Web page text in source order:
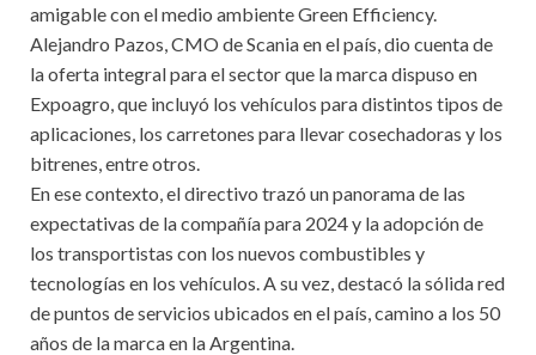
amigable con el medio ambiente Green Efficiency.
Alejandro Pazos, CMO de Scania en el país, dio cuenta de
la oferta integral para el sector que la marca dispuso en
Expoagro, que incluyó los vehículos para distintos tipos de
aplicaciones, los carretones para llevar cosechadoras y los
bitrenes, entre otros.
En ese contexto, el directivo trazó un panorama de las
expectativas de la compañía para 2024 y la adopción de
los transportistas con los nuevos combustibles y
tecnologías en los vehículos. A su vez, destacó la sólida red
de puntos de servicios ubicados en el país, camino a los 50
años de la marca en la Argentina.